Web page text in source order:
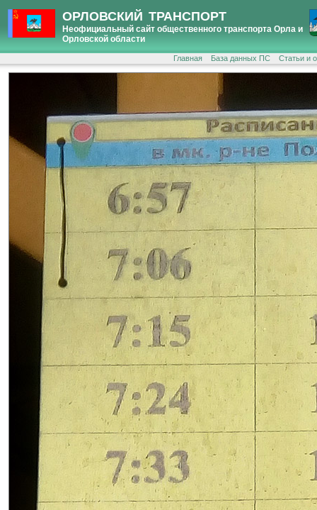
ОРЛОВСКИЙ ТРАНСПОРТ
Неофициальный сайт общественного транспорта Орла и
Орловской области
Главная База данных ПС Статьи и